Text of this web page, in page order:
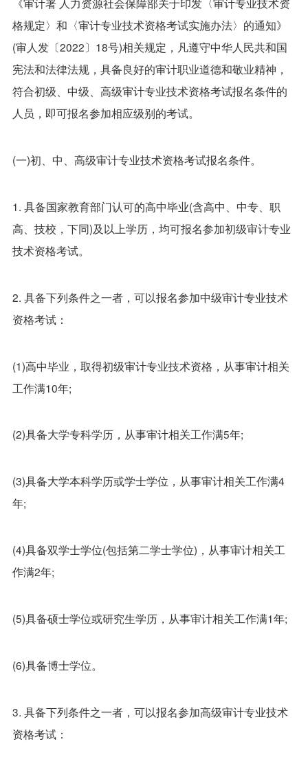
格规定〉和〈审计专业技术资格考试实施办法〉的通知》
(审人发〔2022〕18号)相关规定，凡遵守中华人民共和国
宪法和法律法规，具备良好的审计职业道德和敬业精神，
符合初级、中级、高级审计专业技术资格考试报名条件的
人员，即可报名参加相应级别的考试。
(一)初、中、高级审计专业技术资格考试报名条件。
1. 具备国家教育部门认可的高中毕业(含高中、中专、职
高、技校，下同)及以上学历，均可报名参加初级审计专业
技术资格考试。
2. 具备下列条件之一者，可以报名参加中级审计专业技术
资格考试：
(1)高中毕业，取得初级审计专业技术资格，从事审计相关
工作满10年;
(2)具备大学专科学历，从事审计相关工作满5年;
(3)具备大学本科学历或学士学位，从事审计相关工作满4
年;
(4)具备双学士学位(包括第二学士学位)，从事审计相关工
作满2年;
(5)具备硕士学位或研究生学历，从事审计相关工作满1年;
(6)具备博士学位。
3. 具备下列条件之一者，可以报名参加高级审计专业技术
资格考试：